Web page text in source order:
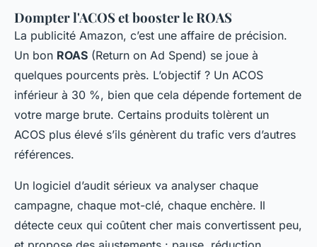
Dompter l'ACOS et booster le ROAS
La publicité Amazon, c’est une affaire de précision.
Un bon ROAS (Return on Ad Spend) se joue à
quelques pourcents près. L’objectif ? Un ACOS
inférieur à 30 %, bien que cela dépende fortement de
votre marge brute. Certains produits tolèrent un
ACOS plus élevé s’ils génèrent du trafic vers d’autres
références.
Un logiciel d’audit sérieux va analyser chaque
campagne, chaque mot-clé, chaque enchère. Il
détecte ceux qui coûtent cher mais convertissent peu,